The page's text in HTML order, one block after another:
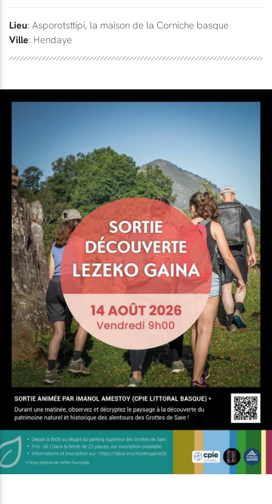
Lieu: Asporotsttipi, la maison de la Corniche basque
Ville: Hendaye